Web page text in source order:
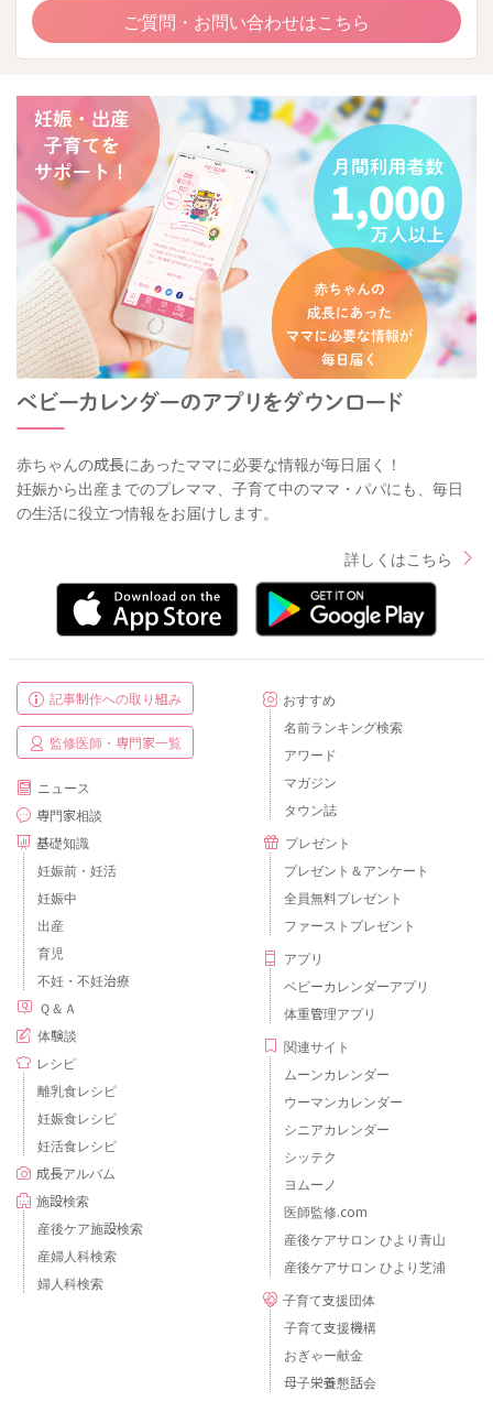
ご質問・お問い合わせはこちら
赤ちゃんの成長にあったママに必要な情報が毎日届く！
妊娠から出産までのプレママ、子育て中のママ・パパにも、毎日
の生活に役立つ情報をお届けします。
詳しくはこちら
記事制作への取り組み
監修医師・専門家一覧
ニュース
専門家相談
基礎知識
妊娠前・妊活
妊娠中
出産
育児
不妊・不妊治療
Ｑ＆Ａ
体験談
レシピ
離乳食レシピ
妊娠食レシピ
妊活食レシピ
成長アルバム
施設検索
産後ケア施設検索
産婦人科検索
婦人科検索
おすすめ
名前ランキング検索
アワード
マガジン
タウン誌
プレゼント
プレゼント＆アンケート
全員無料プレゼント
ファーストプレゼント
アプリ
ベビーカレンダーアプリ
体重管理アプリ
関連サイト
ムーンカレンダー
ウーマンカレンダー
シニアカレンダー
シッテク
ヨムーノ
医師監修.com
産後ケアサロン ひより青山
産後ケアサロン ひより芝浦
子育て支援団体
子育て支援機構
おぎゃー献金
母子栄養懇話会